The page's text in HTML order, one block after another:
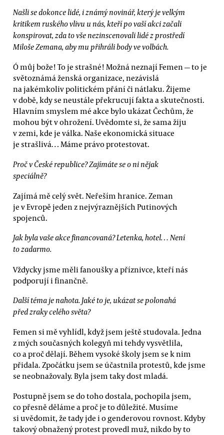
Našli se dokonce lidé, i známý novinář, který je velkým
kritikem ruského vlivu u nás, kteří po vaší akci začali
konspirovat, zda to vše nezinscenovali lidé z prostředí
Miloše Zemana, aby mu přihráli body ve volbách.
Ó můj bože! To je strašné! Možná neznají Femen — to je
světoznámá ženská organizace, nezávislá
na jakémkoliv politickém přání či nátlaku. Žijeme
v době, kdy se neustále překrucují fakta a skutečnosti.
Hlavním smyslem mé akce bylo ukázat Čechům, že
mohou být v ohrožení. Uvědomte si, že sama žiju
v zemi, kde je válka. Naše ekonomická situace
je strašlivá… Máme právo protestovat.
Proč v České republice? Zajímáte se o ni nějak
speciálně?
Zajímá mě celý svět. Neřeším hranice. Zeman
je v Evropě jeden z nejvýraznějších Putinových
spojenců.
Jak byla vaše akce financovaná? Letenka, hotel… Není
to zadarmo.
Vždycky jsme měli fanoušky a příznivce, kteří nás
podporují i finančně.
Další téma je nahota. Jaké to je, ukázat se polonahá
před zraky celého světa?
Femen si mě vyhlídl, když jsem ještě studovala. Jedna
z mých současných kolegyň mi tehdy vysvětlila,
co a proč dělají. Během vysoké školy jsem se k nim
přidala. Zpočátku jsem se účastnila protestů, kde jsme
se neobnažovaly. Byla jsem taky dost mladá.
Postupně jsem se do toho dostala, pochopila jsem,
co přesně děláme a proč je to důležité. Musíme
si uvědomit, že tady jde i o genderovou rovnost. Kdyby
takový obnažený protest provedl muž, nikdo by to